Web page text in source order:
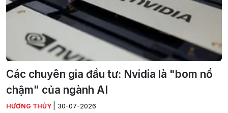
Các chuyên gia đầu tư: Nvidia là "bom nổ
chậm" của ngành AI
HƯƠNG THỦY 30-07-2026